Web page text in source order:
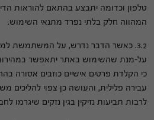
טלפון וכדומה יתבצע בהתאם להוראות
המהווה חלק בלתי נפרד מתנאי השימוש.
3.2. כאשר הדבר נדרש, על המשתמשת
על-מנת שהשימוש באתר יתאפשר
כי הקלדת פרטים אישיים כוזבים אסורה
עבירה פלילית, והעושה כן צפוי להליכים
לרבות תביעות נזיקין בגין נזקים